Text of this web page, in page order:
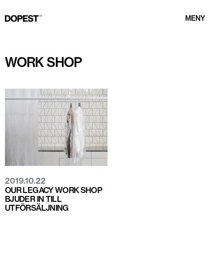
MENY
WORK SHOP
2019.10.22
OUR LEGACY WORK SHOP
BJUDER IN TILL
UTFÖRSÄLJNING